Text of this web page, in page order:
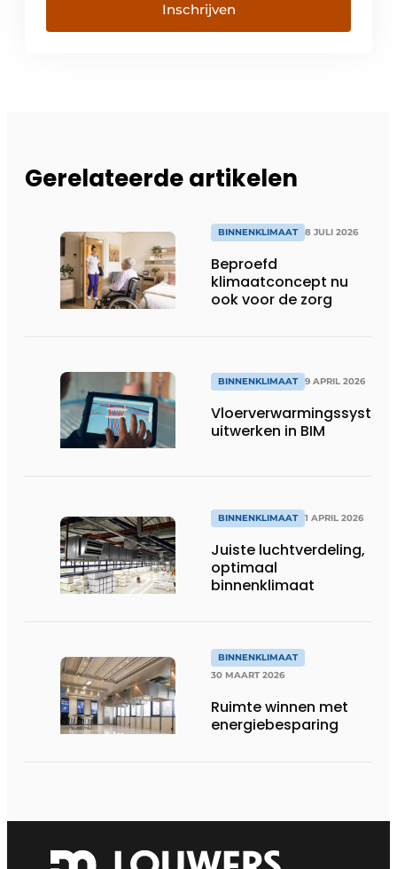
Inschrijven
Gerelateerde artikelen
BINNENKLIMAAT 8 JULI 2026
Beproefd
klimaatconcept nu
ook voor de zorg
BINNENKLIMAAT 9 APRIL 2026
uitwerken in BIM
BINNENKLIMAAT 1 APRIL 2026
Juiste luchtverdeling,
optimaal
binnenklimaat
BINNENKLIMAAT
30 MAART 2026
Ruimte winnen met
energiebesparing